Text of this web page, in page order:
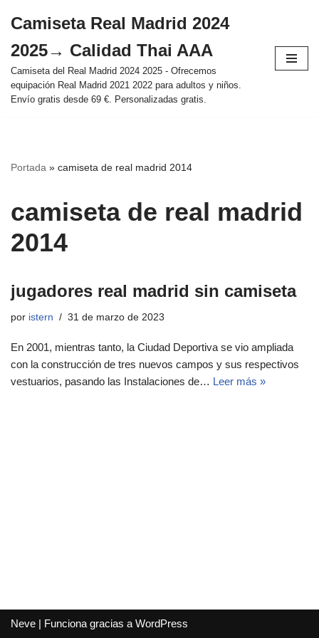
al
contenido
Camiseta Real Madrid 2024
2025→ Calidad Thai AAA
Camiseta del Real Madrid 2024 2025 - Ofrecemos
equipación Real Madrid 2021 2022 para adultos y niños.
Envío gratis desde 69 €. Personalizadas gratis.
Portada » camiseta de real madrid 2014
camiseta de real madrid
2014
jugadores real madrid sin camiseta
por istern 31 de marzo de 2023
En 2001, mientras tanto, la Ciudad Deportiva se vio ampliada
con la construcción de tres nuevos campos y sus respectivos
vestuarios, pasando las Instalaciones de… Leer más »
Neve | Funciona gracias a WordPress